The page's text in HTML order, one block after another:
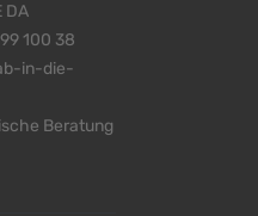
DA
100 38
in-die-
Beratung